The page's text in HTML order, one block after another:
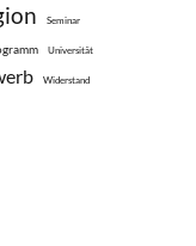
Seminar
Universität
Widerstand